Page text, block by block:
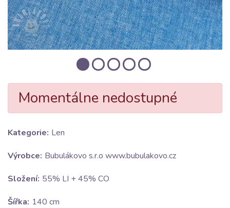
Momentálne nedostupné
Kategorie: Len
Výrobce: Bubulákovo s.r.o www.bubulakovo.cz
Složení: 55% LI + 45% CO
Šířka: 140 cm